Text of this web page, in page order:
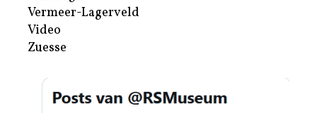
Vermeer-Lagerveld
Video
Zuesse